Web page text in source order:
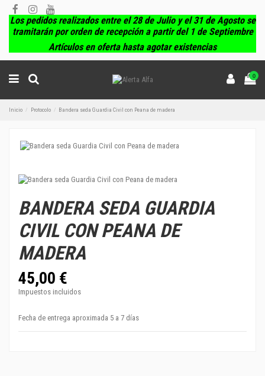
Los pedidos realizados entre el 28 de Julio y el 31 de Agosto se
tramitarán por orden de recepción a partir del 1 de Septiembre
Artículos en oferta hasta agotar existencias
0
Inicio Protocolo Bandera seda Guardia Civil con Peana de madera
BANDERA SEDA GUARDIA
CIVIL CON PEANA DE
MADERA
45,00 €
Impuestos incluidos
Fecha de entrega aproximada 5 a 7 días